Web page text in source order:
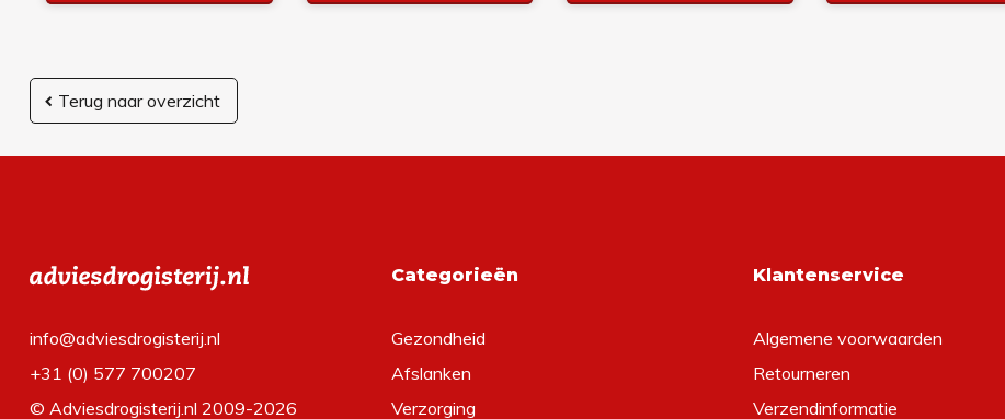
Terug naar overzicht
info@adviesdrogisterij.nl
+31 (0) 577 700207
© Adviesdrogisterij.nl 2009-2026
Categorieën
Gezondheid
Afslanken
Verzorging
Klantenservice
Algemene voorwaarden
Retourneren
Verzendinformatie